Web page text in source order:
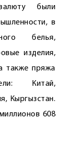
были
в
белья,
изделия,
также пряжа
Китай,
Кыргызстан.
608